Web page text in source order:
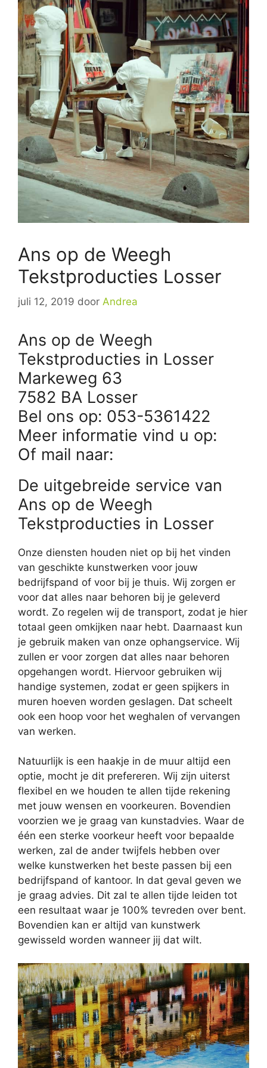
Ans op de Weegh
Tekstproducties Losser
juli 12, 2019 door Andrea
Ans op de Weegh
Tekstproducties in Losser
Markeweg 63
7582 BA Losser
Bel ons op: 053-5361422
Meer informatie vind u op:
Of mail naar:
De uitgebreide service van
Ans op de Weegh
Tekstproducties in Losser
Onze diensten houden niet op bij het vinden
van geschikte kunstwerken voor jouw
bedrijfspand of voor bij je thuis. Wij zorgen er
voor dat alles naar behoren bij je geleverd
wordt. Zo regelen wij de transport, zodat je hier
totaal geen omkijken naar hebt. Daarnaast kun
je gebruik maken van onze ophangservice. Wij
zullen er voor zorgen dat alles naar behoren
opgehangen wordt. Hiervoor gebruiken wij
handige systemen, zodat er geen spijkers in
muren hoeven worden geslagen. Dat scheelt
ook een hoop voor het weghalen of vervangen
van werken.
Natuurlijk is een haakje in de muur altijd een
optie, mocht je dit prefereren. Wij zijn uiterst
flexibel en we houden te allen tijde rekening
met jouw wensen en voorkeuren. Bovendien
voorzien we je graag van kunstadvies. Waar de
één een sterke voorkeur heeft voor bepaalde
werken, zal de ander twijfels hebben over
welke kunstwerken het beste passen bij een
bedrijfspand of kantoor. In dat geval geven we
je graag advies. Dit zal te allen tijde leiden tot
een resultaat waar je 100% tevreden over bent.
Bovendien kan er altijd van kunstwerk
gewisseld worden wanneer jij dat wilt.